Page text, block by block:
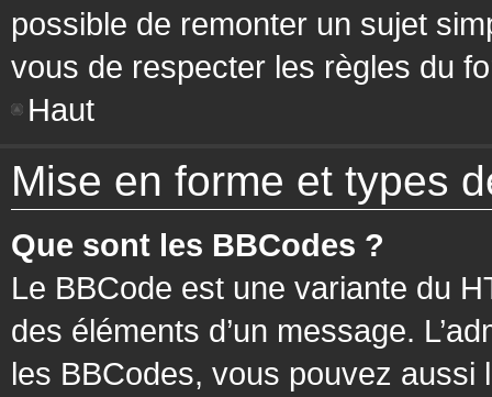
possible de remonter un sujet
vous de respecter les règles du
Haut
Mise en forme et types
Que sont les BBCodes ?
Le BBCode est une variante du
des éléments d’un message.
les BBCodes, vous pouvez